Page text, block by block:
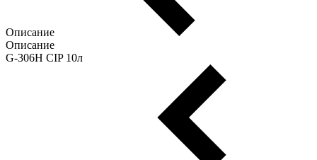
Описание
Описание
G-306H CIP 10л